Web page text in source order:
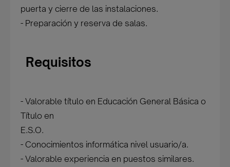
puerta y cierre de las instalaciones.
- Preparación y reserva de salas.
Requisitos
- Valorable título en Educación General Básica o
Título en
E.S.O.
- Conocimientos informática nivel usuario/a.
- Valorable experiencia en puestos similares.